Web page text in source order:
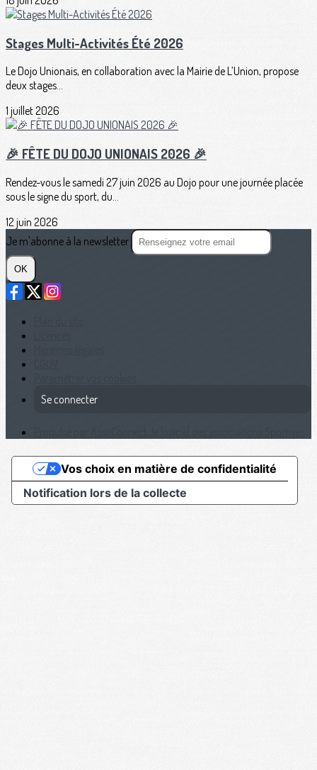
Stages Multi-Activités Été 2026
Le Dojo Unionais, en collaboration avec la Mairie de L’Union, propose
deux stages...
1 juillet 2026
🎉 FÊTE DU DOJO UNIONAIS 2026 🎉
Rendez-vous le samedi 27 juin 2026 au Dojo pour une journée placée
sous le signe du sport, du...
12 juin 2026
Je m'abonne à la newsletter
OK
Se connecter
Notification lors de la collecte
Vos choix en matière de confidentialité